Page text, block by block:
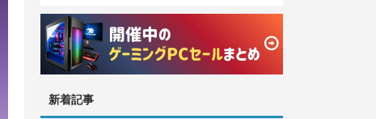
SALE』開催、
セール情報まと
め
新着記事